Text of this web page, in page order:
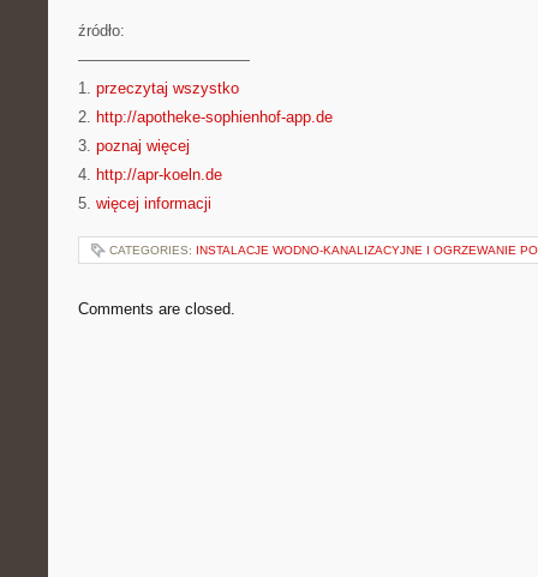
źródło:
———————————
1. przeczytaj wszystko
2. http://apotheke-sophienhof-app.de
3. poznaj więcej
4. http://apr-koeln.de
5. więcej informacji
CATEGORIES: INSTALACJE WODNO-KANALIZACYJNE I OGRZEWANIE
Comments are closed.